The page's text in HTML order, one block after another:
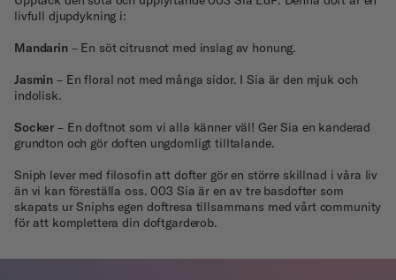
livfull djupdykning i:
Mandarin– En söt citrusnot med inslag av honung.
Jasmin – En floral not med många sidor. I Sia är den mjuk och
indolisk.
Socker – En doftnot som vi alla känner väl! Ger Sia en kanderad
grundton och gör doften ungdomligt tilltalande.
Sniph lever med filosofin att dofter gör en större skillnad i våra liv
än vi kan föreställa oss. 003 Sia är en av tre basdofter som
skapats ur Sniphs egen doftresa tillsammans med vårt community
för att komplettera din doftgarderob.